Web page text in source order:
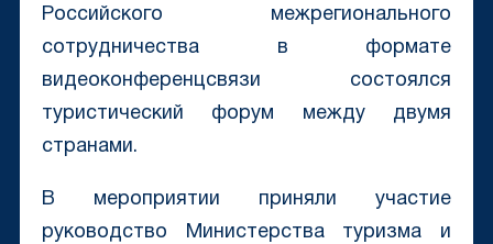
Российского межрегионального
сотрудничества в формате
видеоконференцсвязи состоялся
туристический форум между двумя
странами.
В мероприятии приняли участие
руководство Министерства туризма и